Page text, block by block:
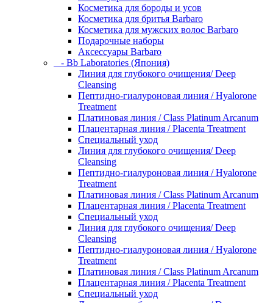
Косметика для бороды и усов
Косметика для бритья Barbaro
Косметика для мужских волос Barbaro
Подарочные наборы
Аксессуары Barbaro
- Bb Laboratories (Япония)
Линия для глубокого очищения/ Deep
Cleansing
Пептидно-гиалуроновая линия / Hyalorone
Treatment
Платиновая линия / Class Platinum Arcanum
Плацентарная линия / Placenta Treatment
Специальный уход
Линия для глубокого очищения/ Deep
Cleansing
Пептидно-гиалуроновая линия / Hyalorone
Treatment
Платиновая линия / Class Platinum Arcanum
Плацентарная линия / Placenta Treatment
Специальный уход
Линия для глубокого очищения/ Deep
Cleansing
Пептидно-гиалуроновая линия / Hyalorone
Treatment
Платиновая линия / Class Platinum Arcanum
Плацентарная линия / Placenta Treatment
Специальный уход